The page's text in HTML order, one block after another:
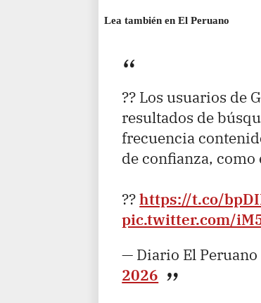
Lea también en El Peruano
?? Los usuarios de
resultados de
frecuencia
de confianza, como
??https://t.co/
pic.twitter.com/
— Diario El
2026